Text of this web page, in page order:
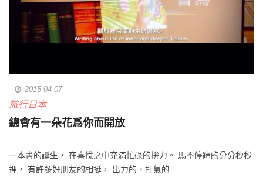
2015-04-07
旅行日本
總會有一朵花爲你而開放
一本書的誕生， 在喜悅之中充滿忙碌的拚力。 馬不停蹄的分分秒秒
裡， 有許多好朋友的相挺， 出力的、打氣的...